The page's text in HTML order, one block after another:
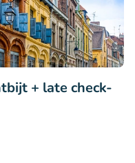
+ late check-